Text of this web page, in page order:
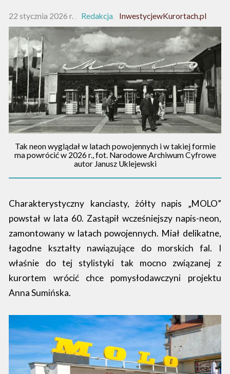
22 stycznia 2026 r. Redakcja InwestycjewKurortach.pl
Tak neon wyglądał w latach powojennych i w takiej formie
ma powrócić w 2026 r., fot. Narodowe Archiwum Cyfrowe
autor Janusz Uklejewski
Charakterystyczny kanciasty, żółty napis „MOLO”
powstał w lata 60. Zastąpił wcześniejszy napis-neon,
zamontowany w latach powojennych. Miał delikatne,
łagodne kształty nawiązujące do morskich fal. I
właśnie do tej stylistyki tak mocno związanej z
kurortem wrócić chce pomysłodawczyni projektu
Anna Sumińska.